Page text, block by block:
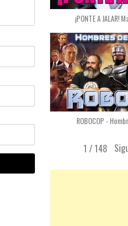
¡PONTE A JALAR!
ROBOCOP -
1 /148